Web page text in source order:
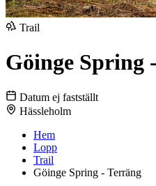
Trail
Göinge Spring
Datum ej fastställt
Hässleholm
Hem
Lopp
Trail
Göinge Spring - Terräng